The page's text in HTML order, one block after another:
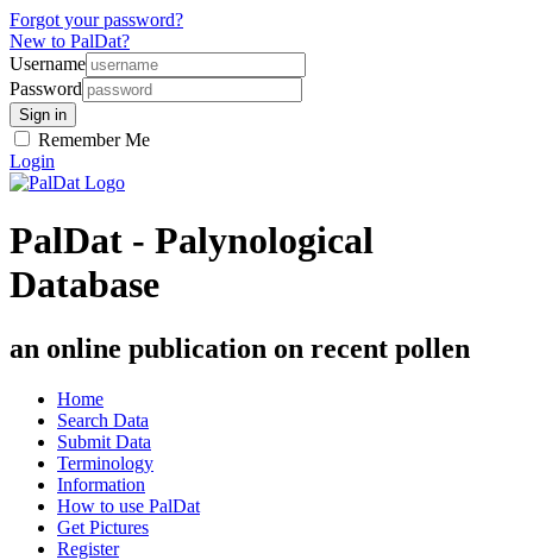
Forgot your password?
New to PalDat?
Username
Password
Remember Me
Login
PalDat - Palynological
Database
an online publication on recent pollen
Home
Search Data
Submit Data
Terminology
Information
How to use PalDat
Get Pictures
Register